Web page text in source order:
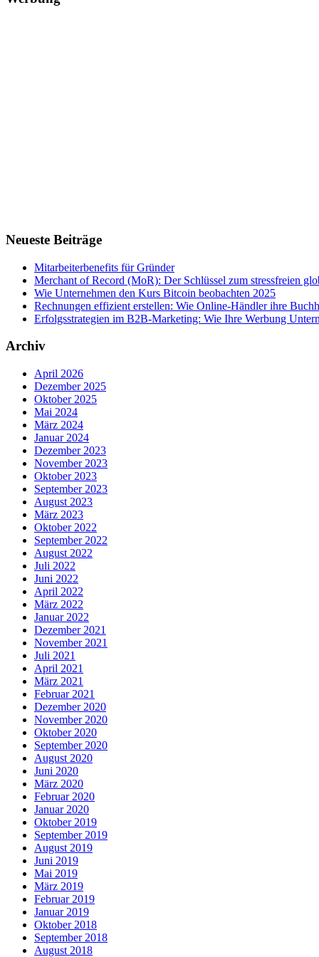
Neueste Beiträge
Mitarbeiterbenefits für Gründer
Merchant of Record (MoR): Der Schlüssel zum stressfreien
Wie Unternehmen den Kurs Bitcoin beobachten 2025
Rechnungen effizient erstellen: Wie Online-Händler ihre
Erfolgsstrategien im B2B-Marketing: Wie Ihre Werbung
Archiv
April 2026
Dezember 2025
Oktober 2025
Mai 2024
März 2024
Januar 2024
Dezember 2023
November 2023
Oktober 2023
September 2023
August 2023
März 2023
Oktober 2022
September 2022
August 2022
Juli 2022
Juni 2022
April 2022
März 2022
Januar 2022
Dezember 2021
November 2021
Juli 2021
April 2021
März 2021
Februar 2021
Dezember 2020
November 2020
Oktober 2020
September 2020
August 2020
Juni 2020
März 2020
Februar 2020
Januar 2020
Oktober 2019
September 2019
August 2019
Juni 2019
Mai 2019
März 2019
Februar 2019
Januar 2019
Oktober 2018
September 2018
August 2018